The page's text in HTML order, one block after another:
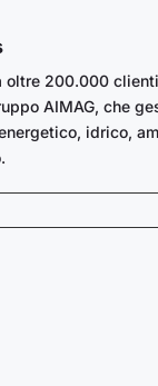
oltre 200.000
AIMAG, che
idrico,